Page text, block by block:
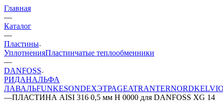
Главная
—
Каталог
—
Пластины
УплотненияПластинчатые теплообменники
—
DANFOSS
РИДАНАЛЬФА
ЛАВАЛЬFUNKESONDEXЭТРАGEATRANTERNORD
—ПЛАСТИНА AISI 316 0,5 мм H 0000 для DANFOSS XG 14